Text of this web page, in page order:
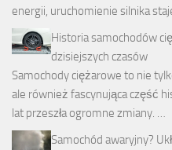
energii, uruchomienie silnika
Historia samochodów
dzisiejszych czasów
Samochody ciężarowe to nie
ale również fascynująca część
lat przeszła ogromne zmiany. …
Samochód awaryjny?